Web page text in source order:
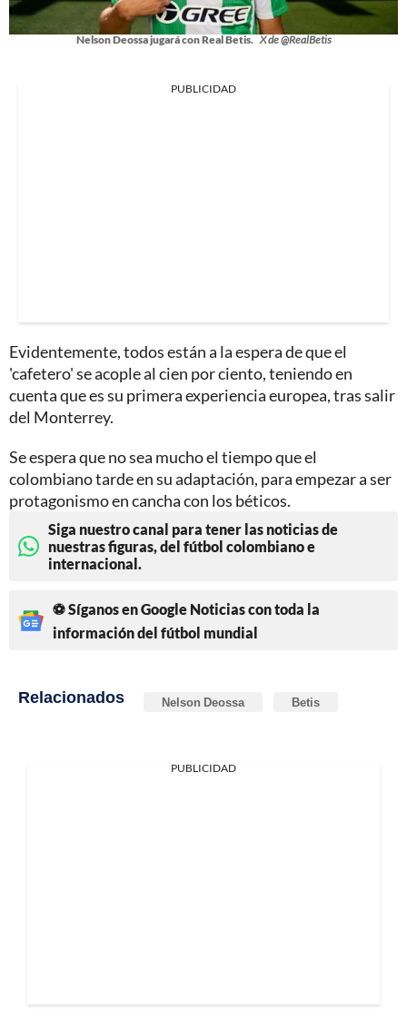
Nelson Deossa jugará con Real Betis. X de @RealBetis
PUBLICIDAD
Evidentemente, todos están a la espera de que el
'cafetero' se acople al cien por ciento, teniendo en
cuenta que es su primera experiencia europea, tras salir
del Monterrey.
Se espera que no sea mucho el tiempo que el
colombiano tarde en su adaptación, para empezar a ser
protagonismo en cancha con los béticos.
Siga nuestro canal para tener las noticias de
nuestras figuras, del fútbol colombiano e
internacional.
⚽ Síganos en Google Noticias con toda la
información del fútbol mundial
Relacionados Nelson Deossa Betis
PUBLICIDAD